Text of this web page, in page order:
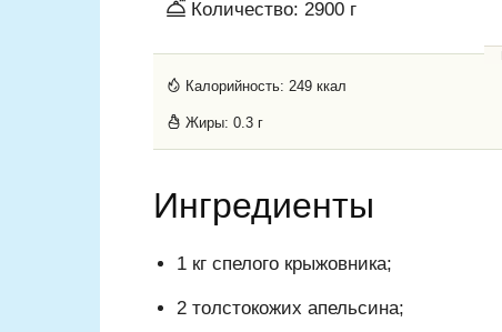
Количество: 2900 г
Калорийность: 249 ккал
Жиры: 0.3 г
Ингредиенты
1 кг спелого крыжовника;
2 толстокожих апельсина;